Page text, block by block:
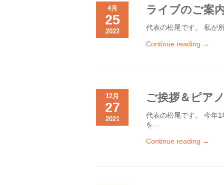
4月
25
2022
ライブのご案
代表の松尾です。 私が
Continue reading →
12月
27
2021
ご挨拶＆ピア
代表の松尾です。 今年
を…
Continue reading →